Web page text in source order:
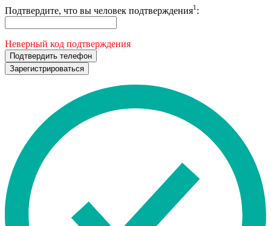
Подтвердите, что вы человек подтверждения1 :
Неверный код подтверждения
Подтвердить телефон
Зарегистрироваться